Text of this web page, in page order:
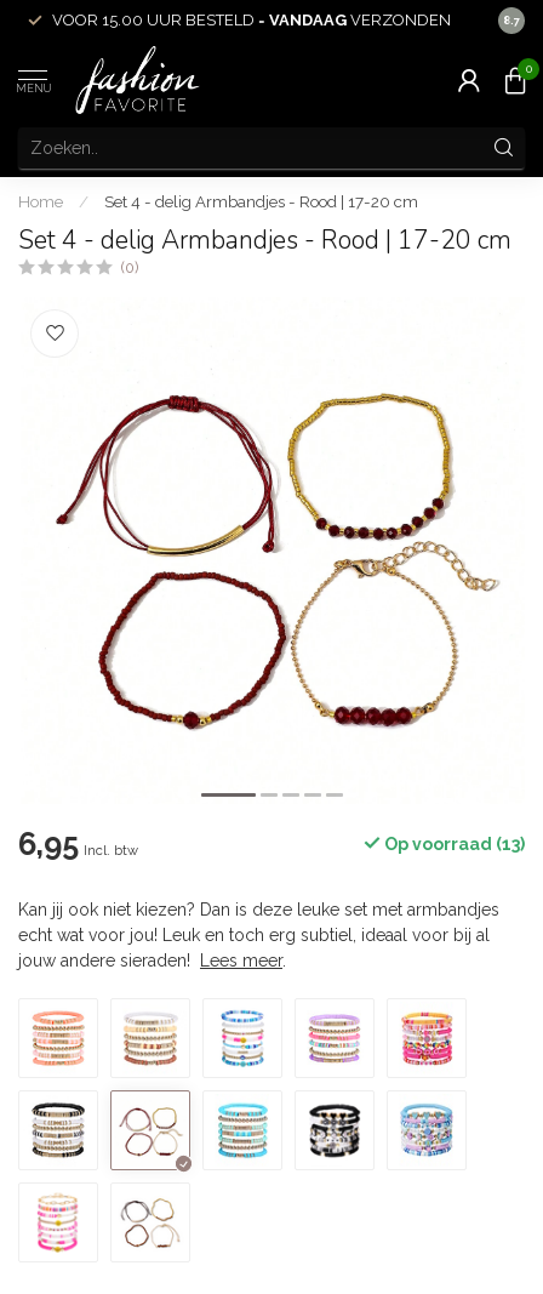
VOOR 15.00 UUR BESTELD = VANDAAG VERZONDEN 8.7
MENU
0
Home / Set 4 - delig Armbandjes - Rood | 17-20 cm
Set 4 - delig Armbandjes - Rood | 17-20 cm
(0)
6,95 Incl. btw Op voorraad (13)
Kan jij ook niet kiezen? Dan is deze leuke set met armbandjes
echt wat voor jou! Leuk en toch erg subtiel, ideaal voor bij al
jouw andere sieraden!
Lees meer.